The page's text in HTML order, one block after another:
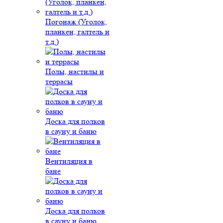
Погонаж (Уголок,
планкен, галтель и
т.д.)
Полы, настилы и
террасы
Доска для полков
в сауну и баню
Вентиляция в
бане
Доска для полков
в сауну и баню